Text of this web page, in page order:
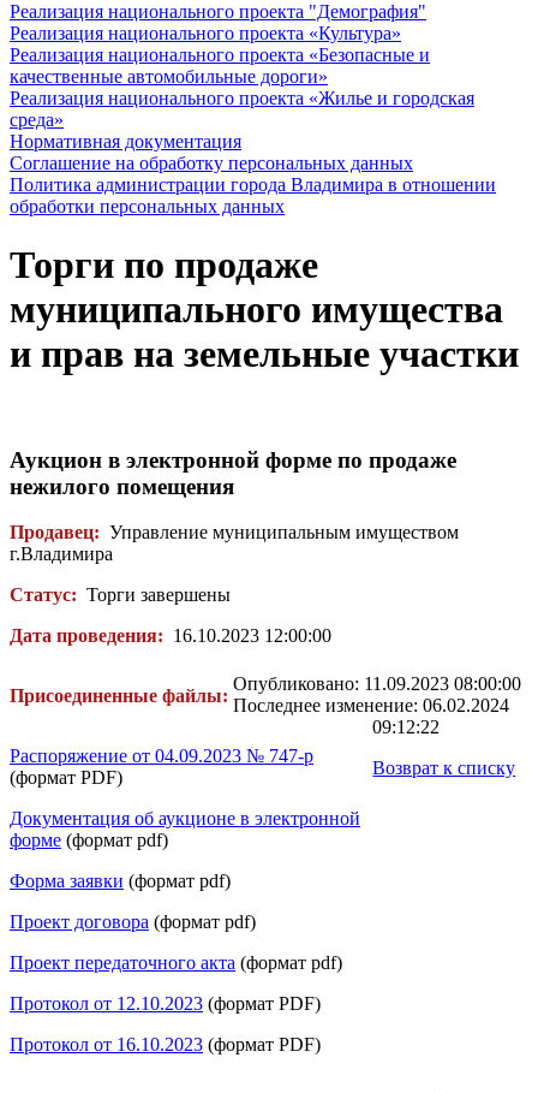
Реализация национального проекта "Демография"
Реализация национального проекта «Культура»
Реализация национального проекта «Безопасные и
качественные автомобильные дороги»
Реализация национального проекта «Жилье и городская
среда»
Нормативная документация
Соглашение на обработку персональных данных
Политика администрации города Владимира в отношении
обработки персональных данных
Торги по продаже
муниципального имущества
и прав на земельные участки
Аукцион в электронной форме по продаже
нежилого помещения
Продавец: Управление муниципальным имуществом
г.Владимира
Статус: Торги завершены
Дата проведения: 16.10.2023 12:00:00
Присоединенные файлы:
Распоряжение от 04.09.2023 № 747-р
(формат PDF)
Документация об аукционе в электронной
форме (формат pdf)
Форма заявки (формат pdf)
Проект договора (формат pdf)
Проект передаточного акта (формат pdf)
Протокол от 12.10.2023 (формат PDF)
Протокол от 16.10.2023 (формат PDF)
Опубликовано: 11.09.2023 08:00:00
Последнее изменение: 06.02.2024
09:12:22
Возврат к списку